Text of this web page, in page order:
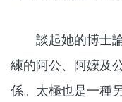
談起她的博士論
練的阿公、阿嬤及
係。太極也是一種